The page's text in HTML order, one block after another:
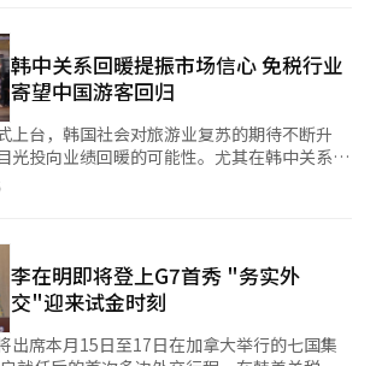
消费者。”
企业特别开通了便捷的移动支付系统。此外，
书信文化体验、集章打卡赠礼等特色互动项目
踊跃参与。展会期间，庆尚北道代表团还出席
办的国际友好城市交流大会，进一步拓展了宣
庆尚北道旅游局与辽宁省文化旅游协会三方代
作协议。根据协议内容，三方将就韩国旅游产
等方面展开深度合作。 庆尚北道观光
北这一战略性区域市场实现了旅游产品推广与
创新突破。此次合作不仅提升了庆尚北道旅游
更为深化中韩文化旅游交流合作奠定了坚实基
碑意义。”
遍对此持谨慎观望态度。但由于南北合作在劳
显著，企业界认为重启经济交流合作仍具有吸
年6月，韩朝联络办公室被朝方炸毁后，已
办理出入境、
城工业园支援基金会已于去年3月解散，目前
交流合作支援协会负责。 今年2月，韩
除金刚山旅游区内韩方的最后一处设施——离
文化会馆、温情阁、九龙度假村等设施，阿南
乐部也于去年12月被拆除。 曾入驻园区的
损会计处理，虽然获得政府的合作保险及损失
需企业自行承担。曾入驻园区的服装企业信元
年6月停业时经济损失累计为257亿韩元（约
得政府193亿韩元的保险和补贴。 金刚山
韩中关系回暖提振市场信心 免税行业
寄望中国游客回归
上台，韩国社会对旅游业复苏的期待不断升
光投向业绩回暖的可能性。尤其在韩中关系出
动下，中国团体游客有望加速回归。据业内消
同比增长约410%。去年全年中国游客总量
访韩外籍游客首位。 在此背景下，免税
战略：一方面吸引更多普通游客，另一方面着
尤其是通过整合韩国时尚、美妆及医疗美容等
中国游客的步伐。 新世界免税店
李在明即将登上G7首秀 "务实外
交"迎来试金时刻
出席本月15日至17日在加拿大举行的七国集